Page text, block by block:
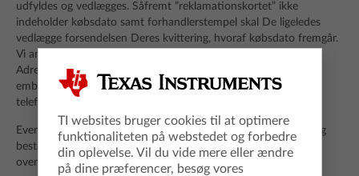
udfyldes og vedlægges. Såfremt ”reklamationskortet” ikke
indeholder købsdato samt forhandlerstempel skal De ligeledes
vedlægge forsendelsen Deres kvittering, hvoraf købsdato fremgår.
Vi anbefaler, at De forsikrer produktet forinden afsendelse.
Adressen på vore serviceværksteder fremgår af folderen i
emballagen og De kan desuden kontakte vores kundeservice
telefonisk på de angivne numre.
Eventuelle rettigheder, som måtte følge af ufravigelig lovgivning
består uanset disse bestemmelser, men er begrænset til den
ovennævnte periode.
TI websites bruger cookies til at optimere
funktionaliteten på webstedet og forbedre
din oplevelse. Vil du vide mere eller ændre
på dine præferencer, besøg vores